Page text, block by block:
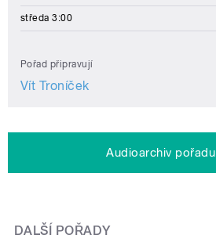
středa 3:00
Pořad připravují
Vít Troníček
Audioarchiv pořadu
DALŠÍ POŘADY